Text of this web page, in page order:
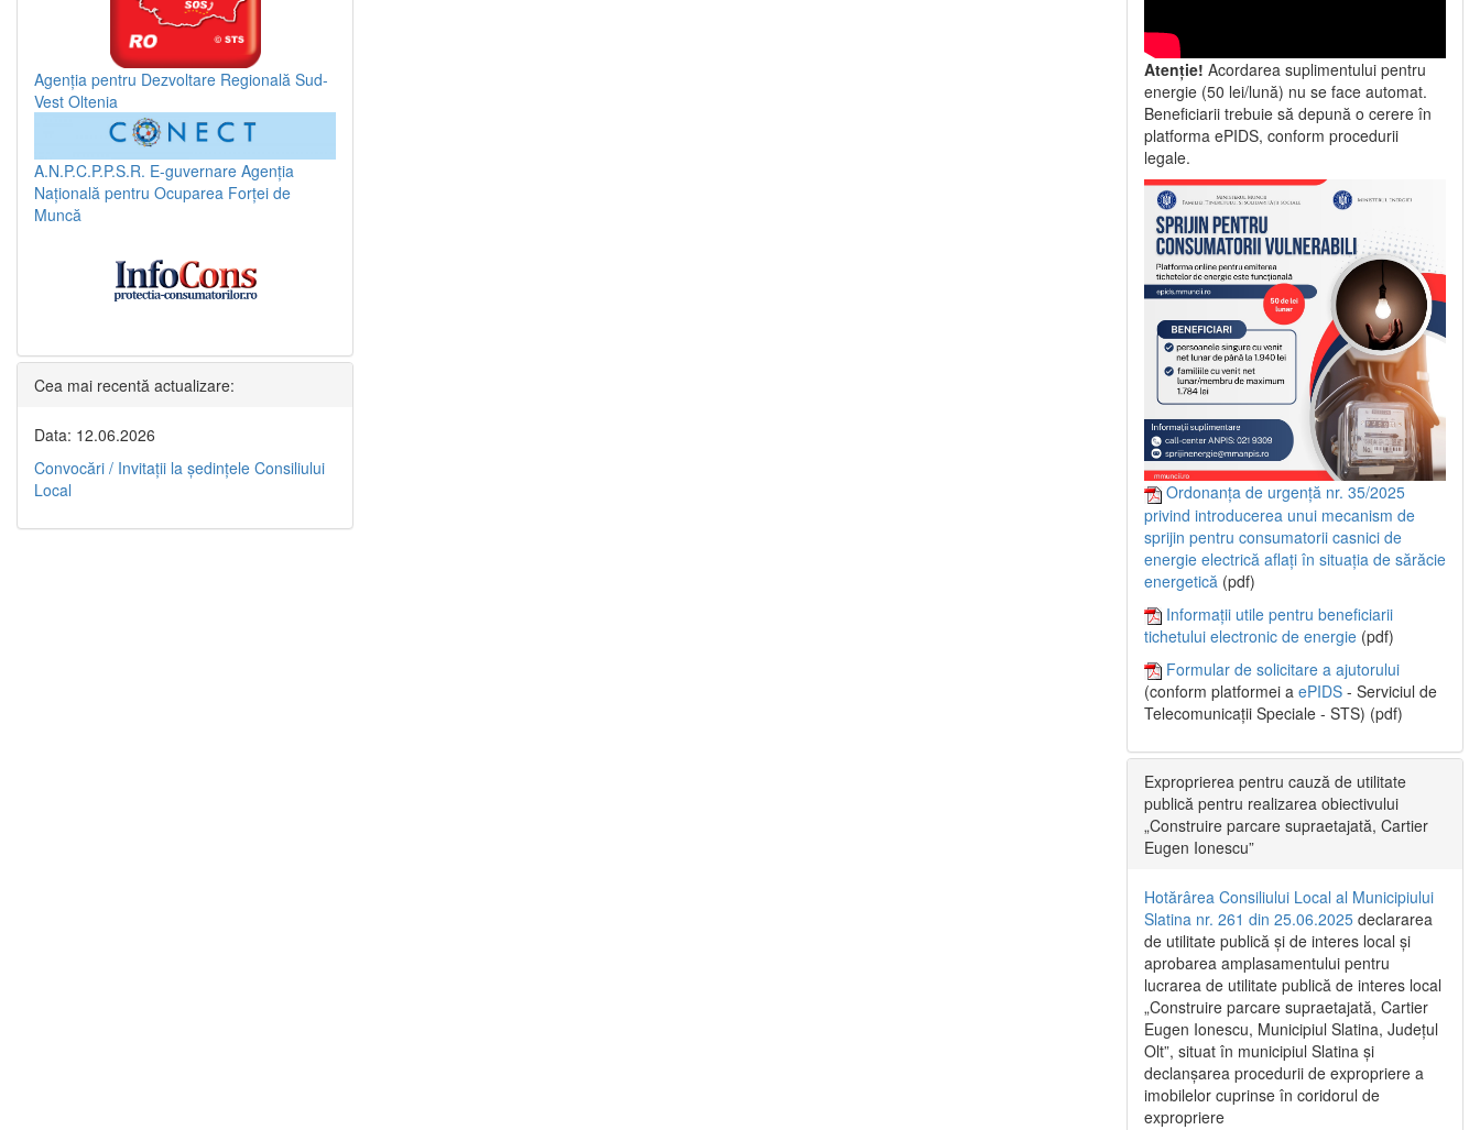
Agenția pentru Dezvoltare Regională Sud-
Vest Oltenia
A.N.P.C.P.P.S.R. E-guvernare Agenția
Națională pentru Ocuparea Forței de
Muncă
Cea mai recentă actualizare:
Data: 12.06.2026
Convocări / Invitaţii la şedinţele Consiliului
Local
Atenție! Acordarea suplimentului pentru
energie (50 lei/lună) nu se face automat.
Beneficiarii trebuie să depună o cerere în
platforma ePIDS, conform procedurii
legale.
Ordonanța de urgență nr. 35/2025
privind introducerea unui mecanism de
sprijin pentru consumatorii casnici de
energie electrică aflați în situația de sărăcie
energetică (pdf)
Informații utile pentru beneficiarii
tichetului electronic de energie (pdf)
Formular de solicitare a ajutorului
(conform platformei a ePIDS - Serviciul de
Telecomunicații Speciale - STS) (pdf)
Exproprierea pentru cauză de utilitate
publică pentru realizarea obiectivului
„Construire parcare supraetajată, Cartier
Eugen Ionescu”
Hotărârea Consiliului Local al Municipiului
Slatina nr. 261 din 25.06.2025 declararea
de utilitate publică și de interes local și
aprobarea amplasamentului pentru
lucrarea de utilitate publică de interes local
„Construire parcare supraetajată, Cartier
Eugen Ionescu, Municipiul Slatina, Județul
Olt”, situat în municipiul Slatina și
declanșarea procedurii de expropriere a
imobilelor cuprinse în coridorul de
expropriere